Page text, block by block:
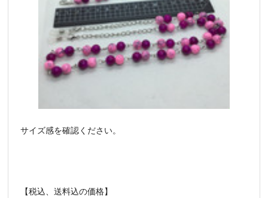
サイズ感を確認ください。
【税込、送料込の価格】